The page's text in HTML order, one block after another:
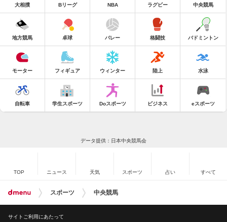
大相撲 Bリーグ NBA ラグビー 中央競馬
地方競馬 卓球 バレー 格闘技 バドミントン
モーター フィギュア ウィンター 陸上 水泳
自転車 学生スポーツ Doスポーツ ビジネス eスポーツ
データ提供：日本中央競馬会
TOP ニュース 天気 スポーツ 占い すべて
スポーツ 中央競馬
サイトご利用にあたって